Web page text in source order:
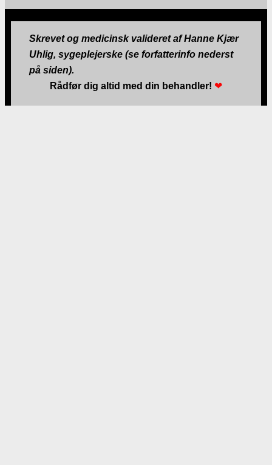
Skrevet og medicinsk valideret af Hanne Kjær
Uhlig, sygeplejerske (se forfatterinfo nederst
på siden).
Rådfør dig altid med din behandler! ❤